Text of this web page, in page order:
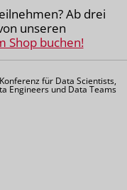
Ab drei
unseren
Shop buchen!
für Data Scientists,
Engineers und Data Teams